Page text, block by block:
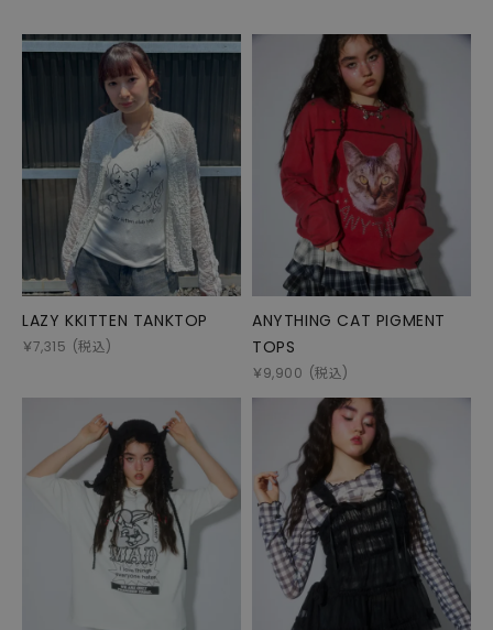
LAZY KKITTEN TANKTOP
￥7,315 (税込)
ANYTHING CAT PIGMENT
TOPS
￥9,900 (税込)